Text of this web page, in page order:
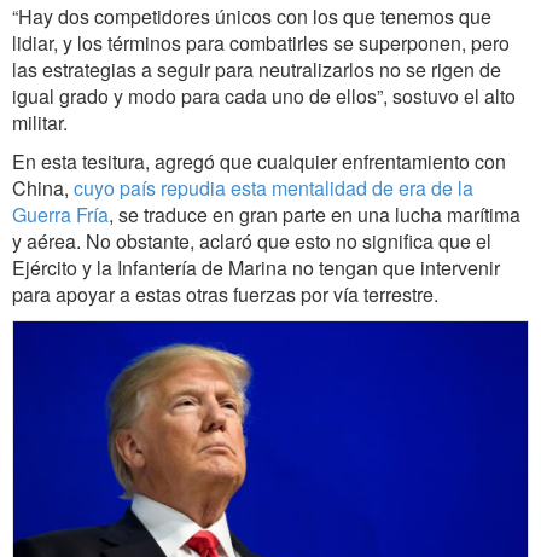
“Hay dos competidores únicos con los que tenemos que
lidiar, y los términos para combatirles se superponen, pero
las estrategias a seguir para neutralizarlos no se rigen de
igual grado y modo para cada uno de ellos”, sostuvo el alto
militar.
En esta tesitura, agregó que cualquier enfrentamiento con
China, cuyo país repudia esta mentalidad de era de la
Guerra Fría, se traduce en gran parte en una lucha marítima
y aérea. No obstante, aclaró que esto no significa que el
Ejército y la Infantería de Marina no tengan que intervenir
para apoyar a estas otras fuerzas por vía terrestre.